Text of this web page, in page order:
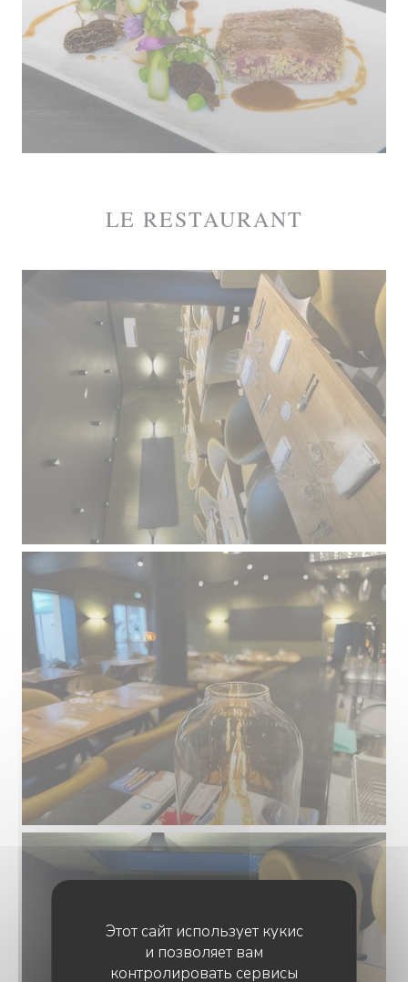
Этот сайт использует кукис
и позволяет вам
контролировать сервисы
LE RESTAURANT